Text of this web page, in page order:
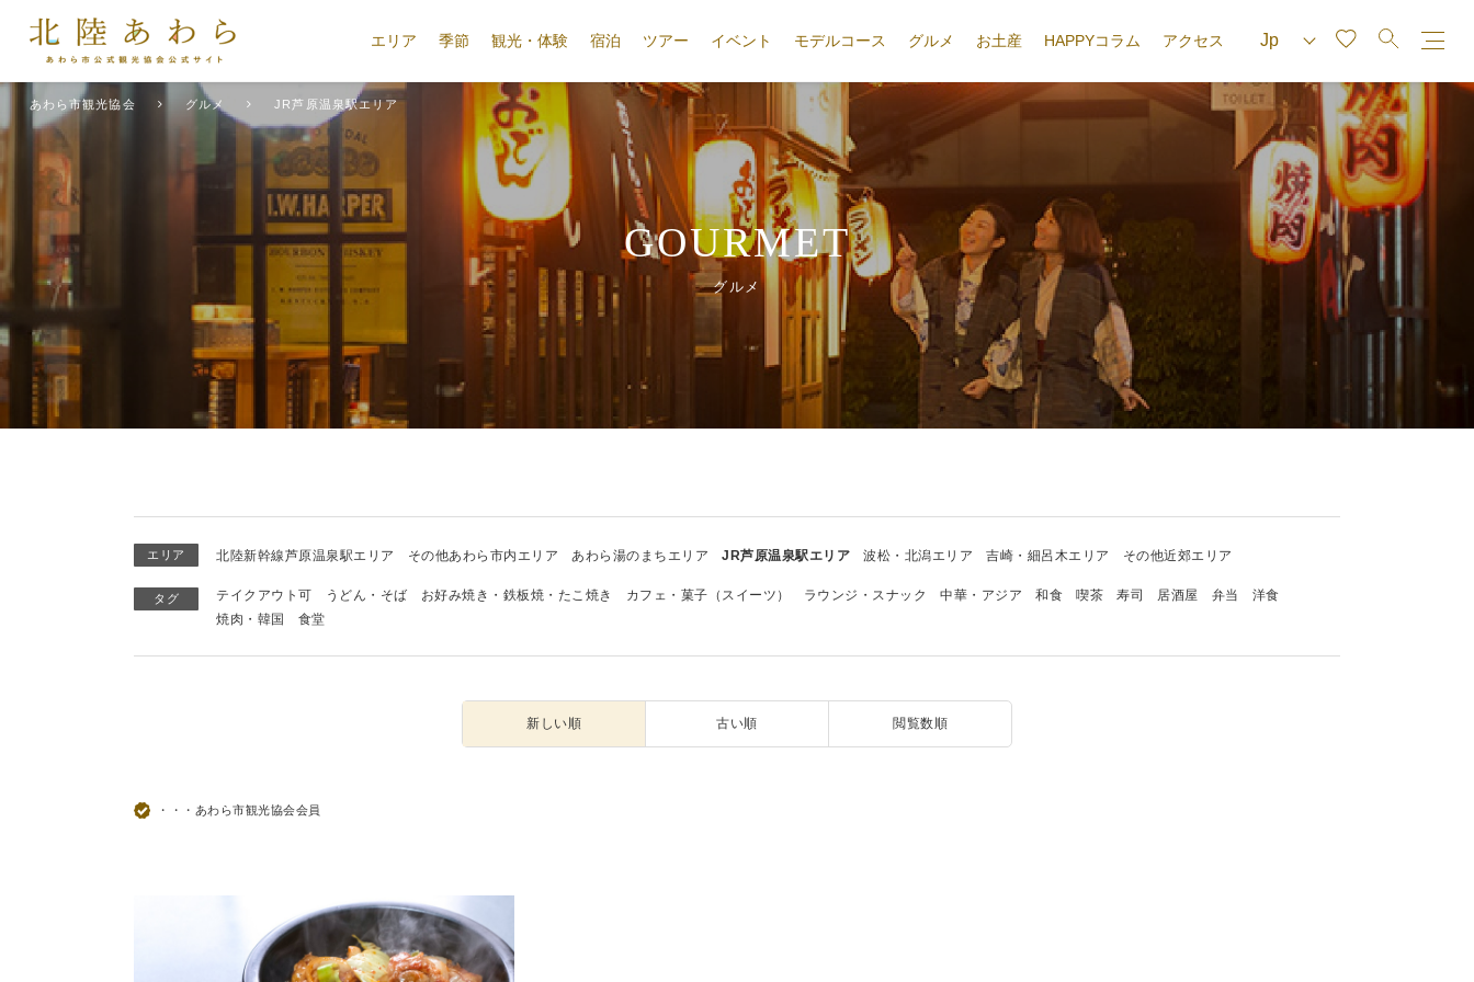
エリア 季節 観光・体験 宿泊 ツアー イベント モデルコース グルメ お土産 HAPPYコラム アクセス
あわら市観光協会 グルメ JR芦原温泉駅エリア
GOURMET
グルメ
エリア 北陸新幹線芦原温泉駅エリア その他あわら市内エリア あわら湯のまちエリア JR芦原温泉駅エリア 波松・北潟エリア 吉崎・細呂木エリア その他近郊エリア
タグ テイクアウト可 うどん・そば お好み焼き・鉄板焼・たこ焼き カフェ・菓子（スイーツ） ラウンジ・スナック 中華・アジア 和食 喫茶 寿司 居酒屋 弁当
洋食
焼肉・韓国
食堂
新しい順 古い順 閲覧数順
・・・あわら市観光協会会員